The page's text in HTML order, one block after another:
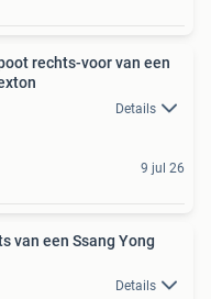
rechts-voor van een
Details
9 jul 26
van een Ssang Yong
Details